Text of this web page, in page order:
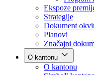
Vlada
Poslovnik
Program
Ekspoze
Strategije
Dokument
Planovi
Značajni